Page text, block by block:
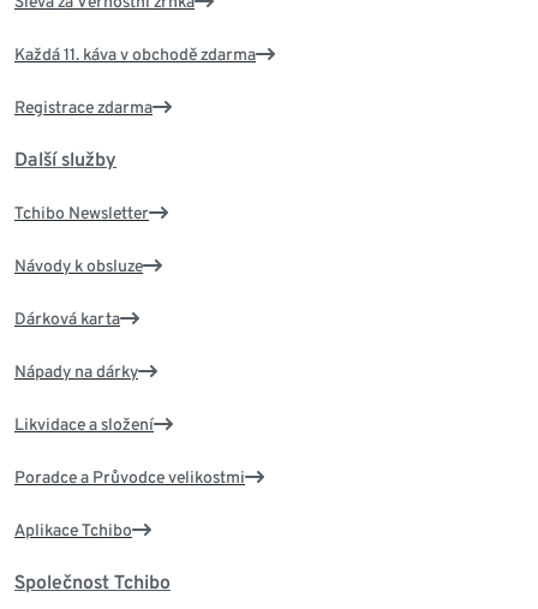
Každá 11. káva v obchodě zdarma
Registrace zdarma
Další služby
Tchibo Newsletter
Návody k obsluze
Dárková karta
Nápady na dárky
Likvidace a složení
Poradce a Průvodce velikostmi
Aplikace Tchibo
Společnost Tchibo